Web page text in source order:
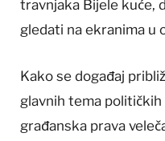
travnjaka Bijele kuće,
gledati na ekranima u
Kako se događaj
glavnih tema
građanska prava